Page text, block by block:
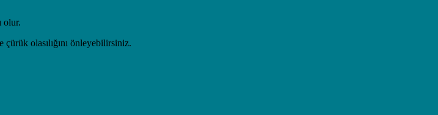
olur.
olasılığını önleyebilirsiniz.